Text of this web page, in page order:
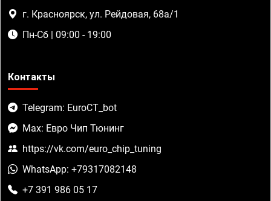
г. Красноярск, ул. Рейдовая, 68а/1
Пн-Сб | 09:00 - 19:00
Контакты
Telegram: EuroCT_bot
Max: Евро Чип Тюнинг
https://vk.com/euro_chip_tuning
WhatsApp: +79317082148
+7 391 986 05 17